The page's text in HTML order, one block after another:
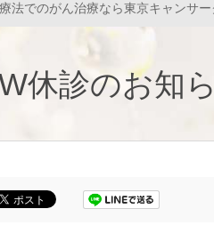
法でのがん治療なら東京キャンサ
休診のお知